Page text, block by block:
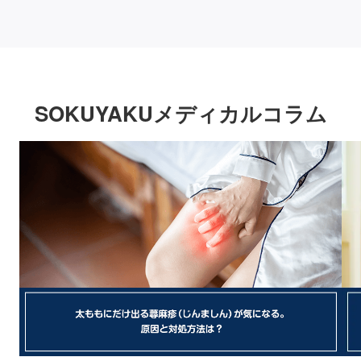
SOKUYAKUメディカルコラム